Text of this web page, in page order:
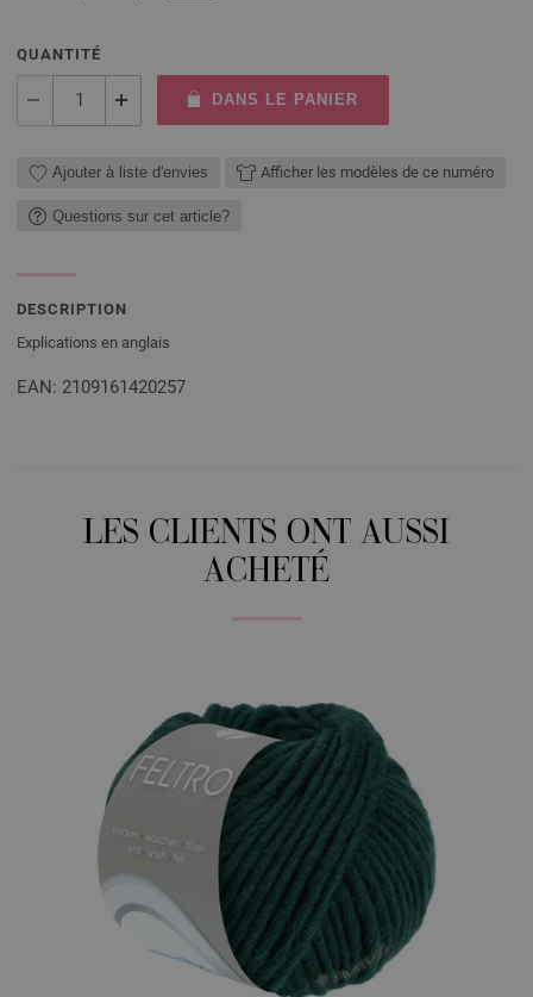
QUANTITÉ
DANS LE PANIER
Ajouter à liste d'envies Afficher les modèles de ce numéro
Questions sur cet article?
DESCRIPTION
Explications en anglais
EAN: 2109161420257
LES CLIENTS ONT AUSSI
ACHETÉ